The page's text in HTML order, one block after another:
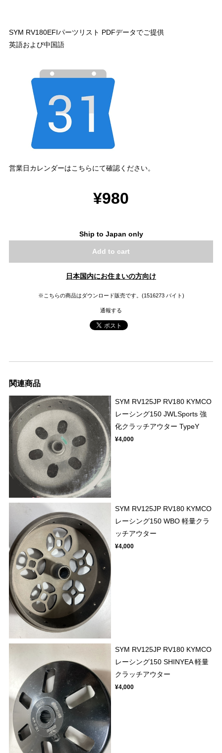
SYM RV180EFIパーツリスト PDFデータでご提供
英語および中国語
営業日カレンダーはこちらにて確認ください。
¥980
Ship to Japan only
Add to cart
日本国内にお住まいの方向け
※こちらの商品はダウンロード販売です。(1516273 バイト)
通報する
関連商品
SYM RV125JP RV180 KYMCO
レーシング150 JWLSports 強
化クラッチアウター TypeY
¥4,000
SYM RV125JP RV180 KYMCO
レーシング150 WBO 軽量クラ
ッチアウター
¥4,000
SYM RV125JP RV180 KYMCO
レーシング150 SHINYEA 軽量
クラッチアウター
¥4,000